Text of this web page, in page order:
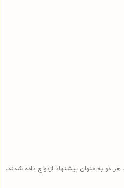
دو به عنوان پیشنهاد ازدواج داده شدند.